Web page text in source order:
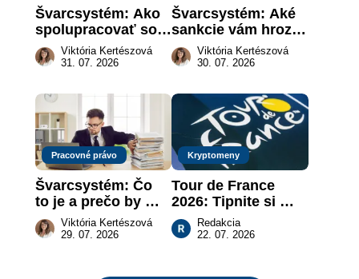
Švarcsystém: Ako
spolupracovať so
živnostníkom
legálne a bez
Viktória Kertészová
31. 07. 2026
Švarcsystém: Aké
sankcie vám hrozia
a prečo nestačí
zaplatiť pokutu?
Viktória Kertészová
30. 07. 2026
Pracovné právo
Švarcsystém: Čo
to je a prečo by
vás to malo
zaujímať
Viktória Kertészová
29. 07. 2026
Kryptomeny
Tour de France
2026: Tipnite si
pódium etapy a
získajte podiel z 2
Redakcia
22. 07. 2026